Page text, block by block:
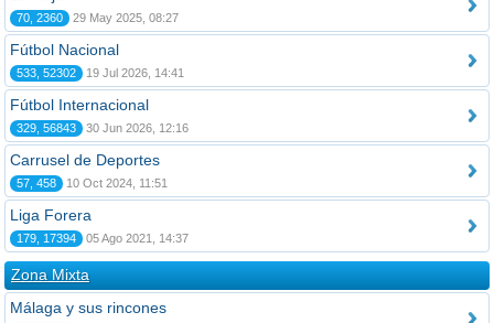
70, 2360 29 May 2025, 08:27
Fútbol Nacional
533, 52302 19 Jul 2026, 14:41
Fútbol Internacional
329, 56843 30 Jun 2026, 12:16
Carrusel de Deportes
57, 458 10 Oct 2024, 11:51
Liga Forera
179, 17394 05 Ago 2021, 14:37
Zona Mixta
Málaga y sus rincones